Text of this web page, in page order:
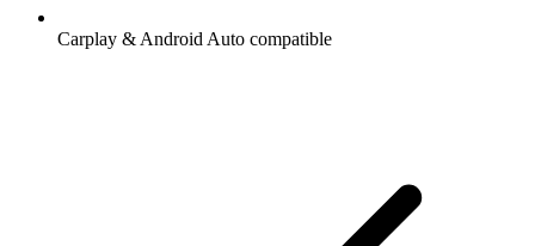
Carplay & Android Auto compatible